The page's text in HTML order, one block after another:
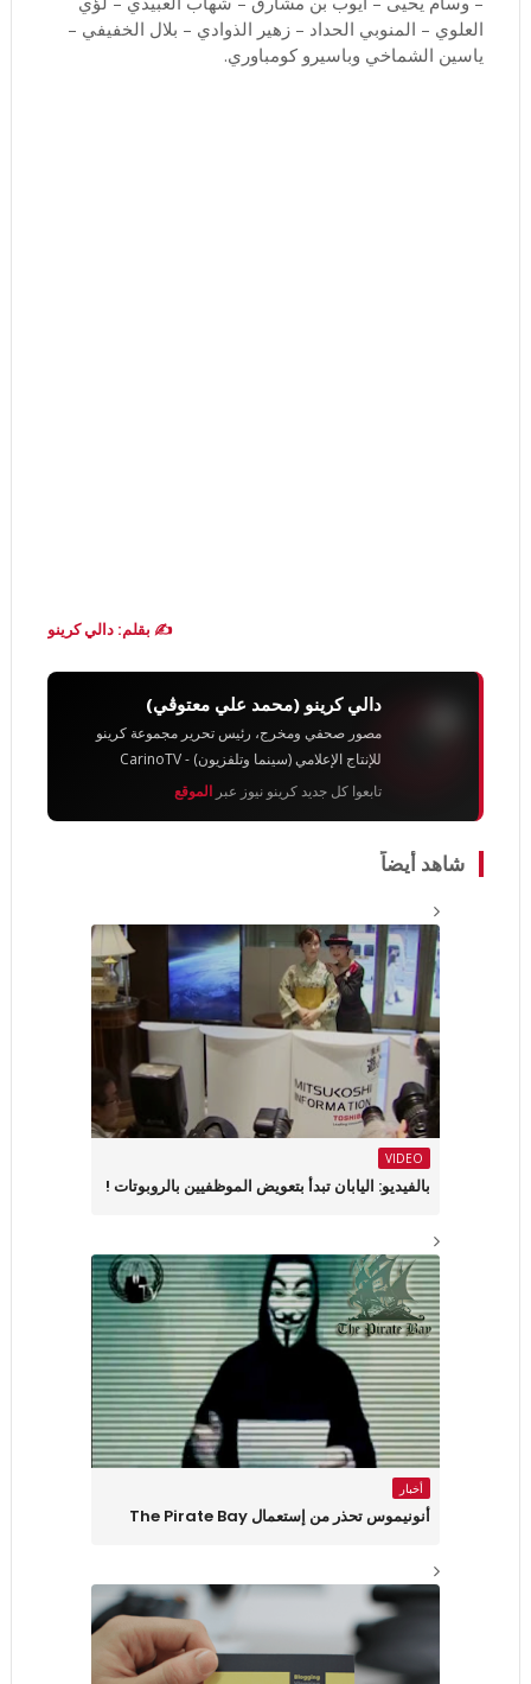
العلوي – المنوبي الحداد – زهير الذوادي – بلال الخفيفي –
ياسين الشماخي وباسيرو كومباوري.
✍️ بقلم: دالي كرينو
دالي كرينو (محمد علي معتوڨي)
مصور صحفي ومخرج، رئيس تحرير مجموعة كرينو
للإنتاج الإعلامي (سينما وتلفزيون) - CarinoTV
تابعوا كل جديد كرينو نيوز عبر الموقع
شاهد أيضاً
VIDEO
بالفيديو: اليابان تبدأ بتعويض الموظفيين بالروبوتات !
أخبار
أنونيموس تحذر من إستعمال The Pirate Bay